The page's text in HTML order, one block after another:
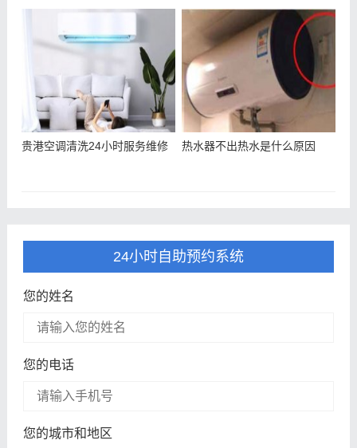
贵港空调清洗24小时服务维修 热水器不出热水是什么原因
24小时自助预约系统
您的姓名
您的电话
您的城市和地区